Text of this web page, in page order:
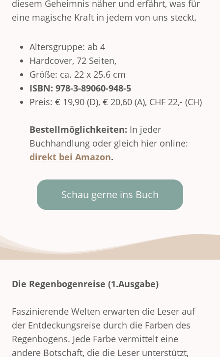
diesem Geheimnis näher und erfährt, was für
eine magische Kraft in jedem von uns steckt.
Altersgruppe: ab 4
Hardcover, 72 Seiten,
Größe: ca. 22 x 25.6 cm
ISBN: 978-3-89060-948-5
Preis: € 19,90 (D), € 20,60 (A), CHF 22,- (CH)
Bestellmöglichkeiten: In jeder
Buchhandlung oder gleich hier online:
direkt bei Amazon.
Schau gerne ins Buch
Die Regenbogenreise (1.Ausgabe)
Faszinierende Welten erwarten die Leser auf
der Entdeckungsreise durch die Farben des
Regenbogens. Jede Farbe vermittelt eine
andere Botschaft, die die Leser unterstützt,